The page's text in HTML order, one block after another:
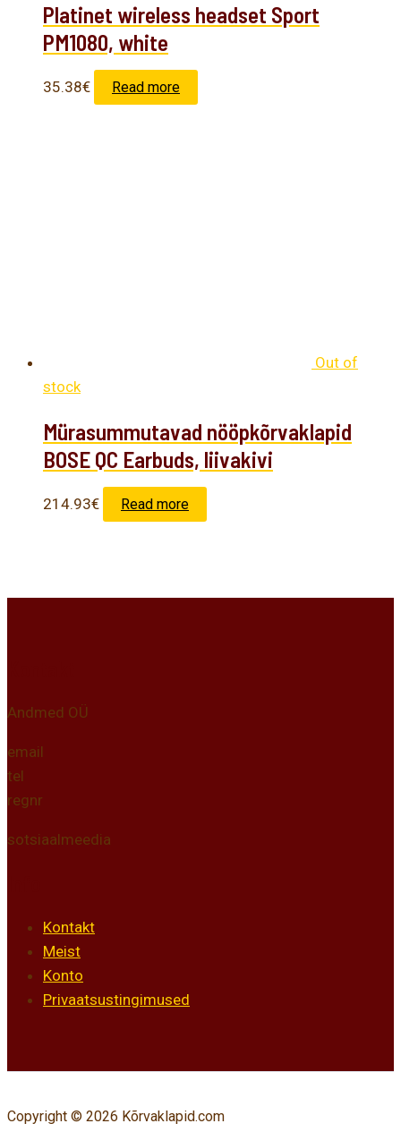
Platinet wireless headset Sport
PM1080, white
35.38€ Read more
Out of
stock
Mürasummutavad nööpkõrvaklapid
BOSE QC Earbuds, liivakivi
214.93€ Read more
Andmed OÜ
email
tel
regnr
sotsiaalmeedia
Kontakt
Meist
Konto
Privaatsustingimused
Copyright © 2026 Kõrvaklapid.com